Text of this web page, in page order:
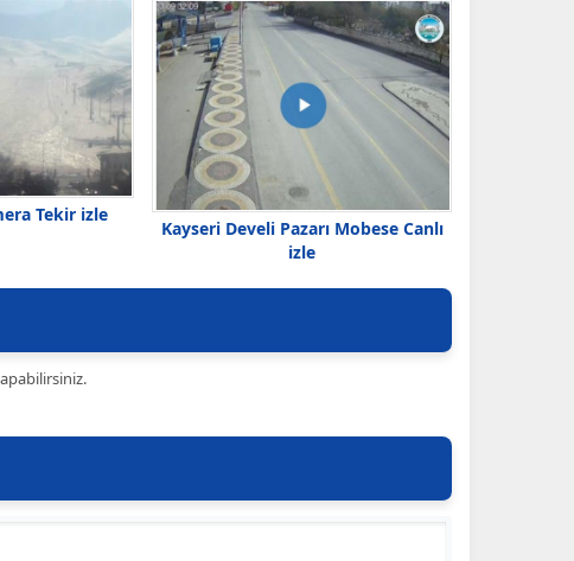
Tekir izle
Kayseri Develi Pazarı Mobese Canlı
izle